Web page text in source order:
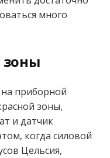
много
зоны
на приборной
зоны,
и датчик
когда силовой
Цельсия,